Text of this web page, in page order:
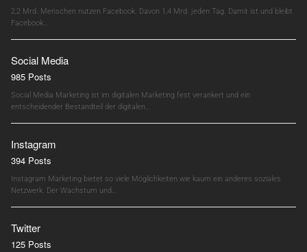
2,2 Mrd. Menschen nutzen Facebook. Davon 1,4 Mrd. jeden Tag. Damit ist und bleibt
Facebook…
Social Media
985 Posts
Social Media Marketing ist im digitalen Marketing fest verankert und ein
entscheidender Bestandteil der digitalen…
Instagram
394 Posts
Instagram Marketing bietet so viele Möglichkeiten wie kaum ein anderes soziales
Netzwerk. Der Wachstum und…
Twitter
125 Posts